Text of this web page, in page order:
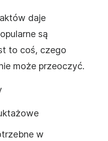
daje
są
to coś, czego
może przeoczyć.
w